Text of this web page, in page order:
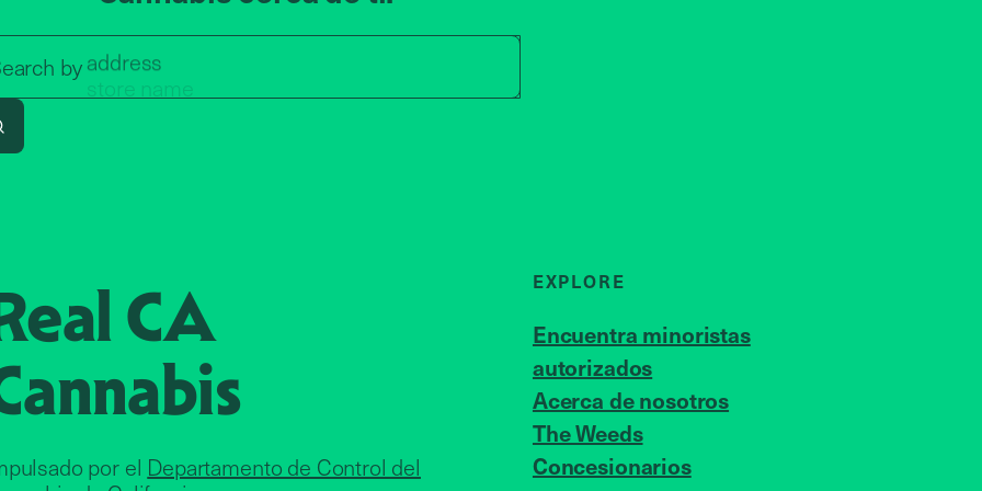
by
address
store name
Search by zip code, address, or store name
CA
por el Departamento de Control del
EXPLORE
Encuentra minoristas
autorizados
Acerca de nosotros
The Weeds
Concesionarios